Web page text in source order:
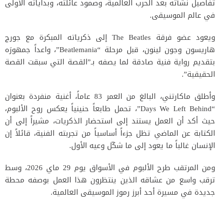
تفاصيل نشأته بعد الحرب العالمية، وصمود عائلته، وبداياته الأولى
في عالم الموسيقى.
ويعود عضو فرقة The Beatlesإلى ذكرياته المبكرة مع جورج
هاريسون وجون لينون
، قبل مرحلة “Beatlemania”، واعداً جمهورَه
بتقديم رواية فنية صادقة لما يصفه بـ”القصة التي سبقت القصة
الحقيقية”.
وأطلق ماكارتني، البالغ من العمر 83 عاماً، أغنية منفردة بعنوان
“Days We Left Behind”، تحمل طابعاً حنينياً يعكس روح الألبوم،
حيث أكد أن العمل يستند إلى استحضار الذكريات، مشيراً إلى أن
الكتابة عن الماضي تظل جزءاً أساسياً من تجربته الفنية، قائلاً إن
الإنسان غالباً ما يعود إلى ما شكّل وعيه الأول.
ومن المرتقب طرح الألبوم في الأسواق يوم 29 ماي 2026، وسط
ترقب واسع من عشاقه الذين ينتظرون هذا العمل بوصفه محطة
جديدة في مسيرة أحد أبرز رموز الموسيقى العالمية.